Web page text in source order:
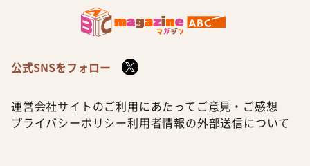
公式SNSをフォロー
運営会社サイトのご利用にあたって ご意見・ご感想
プライバシーポリシー利用者情報の外部送信について